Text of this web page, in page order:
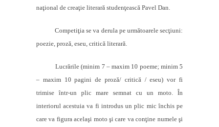
naţional de creaţie literară studenţească Pavel Dan.
Competiţia se va derula pe următoarele secţiuni:
poezie, proză, eseu, critică literară.
Lucrările (minim 7 – maxim 10 poeme; minim 5
– maxim 10 pagini de proză/ critică / eseu) vor fi
trimise într-un plic mare semnat cu un moto. În
interiorul acestuia va fi introdus un plic mic închis pe
care va figura acelaşi moto şi care va conţine numele şi